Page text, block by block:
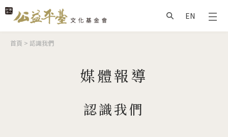
搜尋
EN
您在這裡
首頁 > 認識我們
媒體報導
認識我們